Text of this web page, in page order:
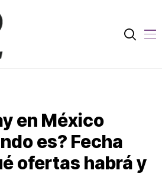
en México
es? Fecha
ofertas habrá y